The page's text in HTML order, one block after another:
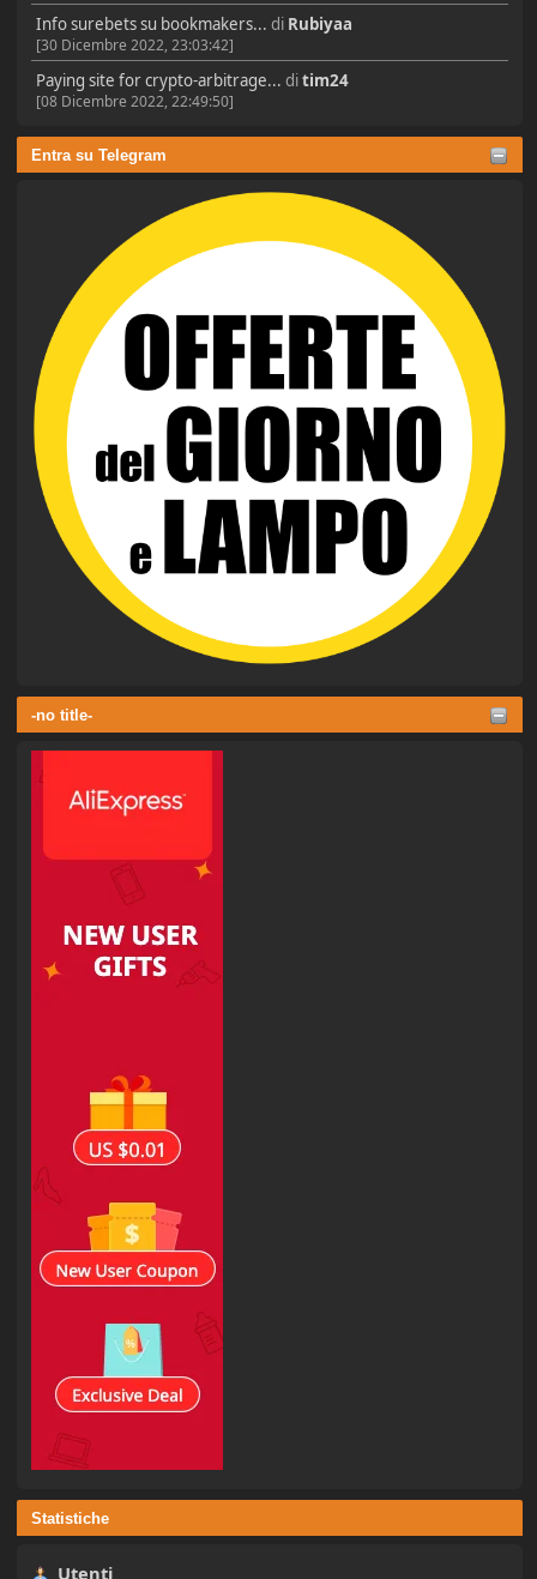
Info surebets su bookmakers... di Rubiyaa
[30 Dicembre 2022, 23:03:42]
Paying site for crypto-arbitrage... ditim24
[08 Dicembre 2022, 22:49:50]
Entra su Telegram
-no title-
Statistiche
Utenti